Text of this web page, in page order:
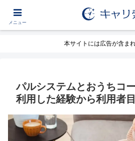
本サイトには広告が含ま
パルシステムとおうちコ
利用した経験から利用者
メニュー